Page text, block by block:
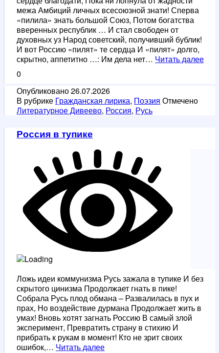
межа Амбиций личных всесоюзной знати! Сперва
«пилила» знать большой Союз, Потом богатства
вверенных республик … И стал свободен от
духовных уз Народ советский, получивший бублик!
И вот Россию «пилят» те сердца И «пилят» долго,
скрытно, аппетитно …: Им дела нет… Читать далее
0
Опубликовано26.07.2026
В рубрике Гражданская лирика, Поэзия Отмечено
Литературное Дивеево, Россия, Русь
Россия в тупике
Ложь идеи коммунизма Русь зажала в тупике И без
скрытого цинизма Продолжает гнать в пике!
Собрала Русь плод обмана – Развалилась в пух и
прах, Но воздействие дурмана Продолжает жить в
умах! Вновь хотят загнать Россию В самый злой
эксперимент, Превратить страну в стихию И
прибрать к рукам в момент! Кто не зрит своих
ошибок,… Читать далееРоссия